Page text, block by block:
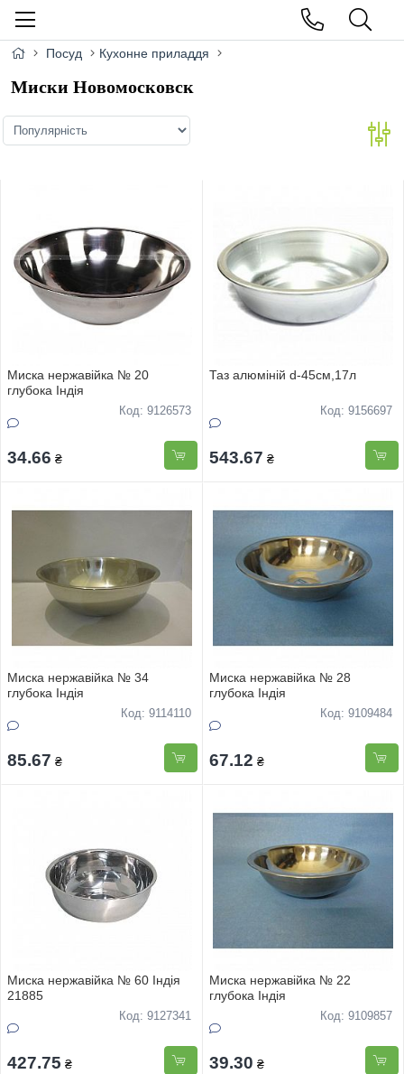
Посуд Кухонне приладдя
Миски Новомосковск
Миска нержавійка № 20
глубока Індія
Код: 9126573
34.66 ₴
Таз алюміній d-45см,17л
Код: 9156697
543.67 ₴
Миска нержавійка № 34
глубока Індія
Код: 9114110
85.67 ₴
Миска нержавійка № 28
глубока Індія
Код: 9109484
67.12 ₴
Миска нержавійка № 60 Індія
21885
Код: 9127341
427.75 ₴
Миска нержавійка № 22
глубока Індія
Код: 9109857
39.30 ₴